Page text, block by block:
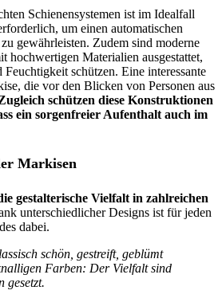
Schienensystemen ist im Idealfall
um einen automatischen
gewährleisten. Zudem sind moderne
hochwertigen Materialien ausgestattet,
schützen. Eine interessante
die vor den Blicken von Personen aus
schützen diese Konstruktionen
ein sorgenfreier Aufenthalt auch im
Markisen
gestalterische Vielfalt in zahlreichen
unterschiedlicher Designs ist für jeden
dabei.
schön, gestreift, geblümt
Farben: Der Vielfalt sind
gesetzt.